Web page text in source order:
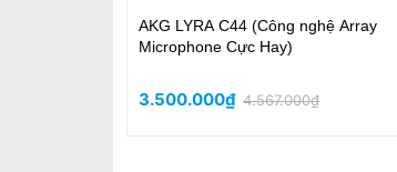
AKG LYRA C44 (Công nghệ Array
Microphone Cực Hay)
3.500.000₫ 4.567.000₫